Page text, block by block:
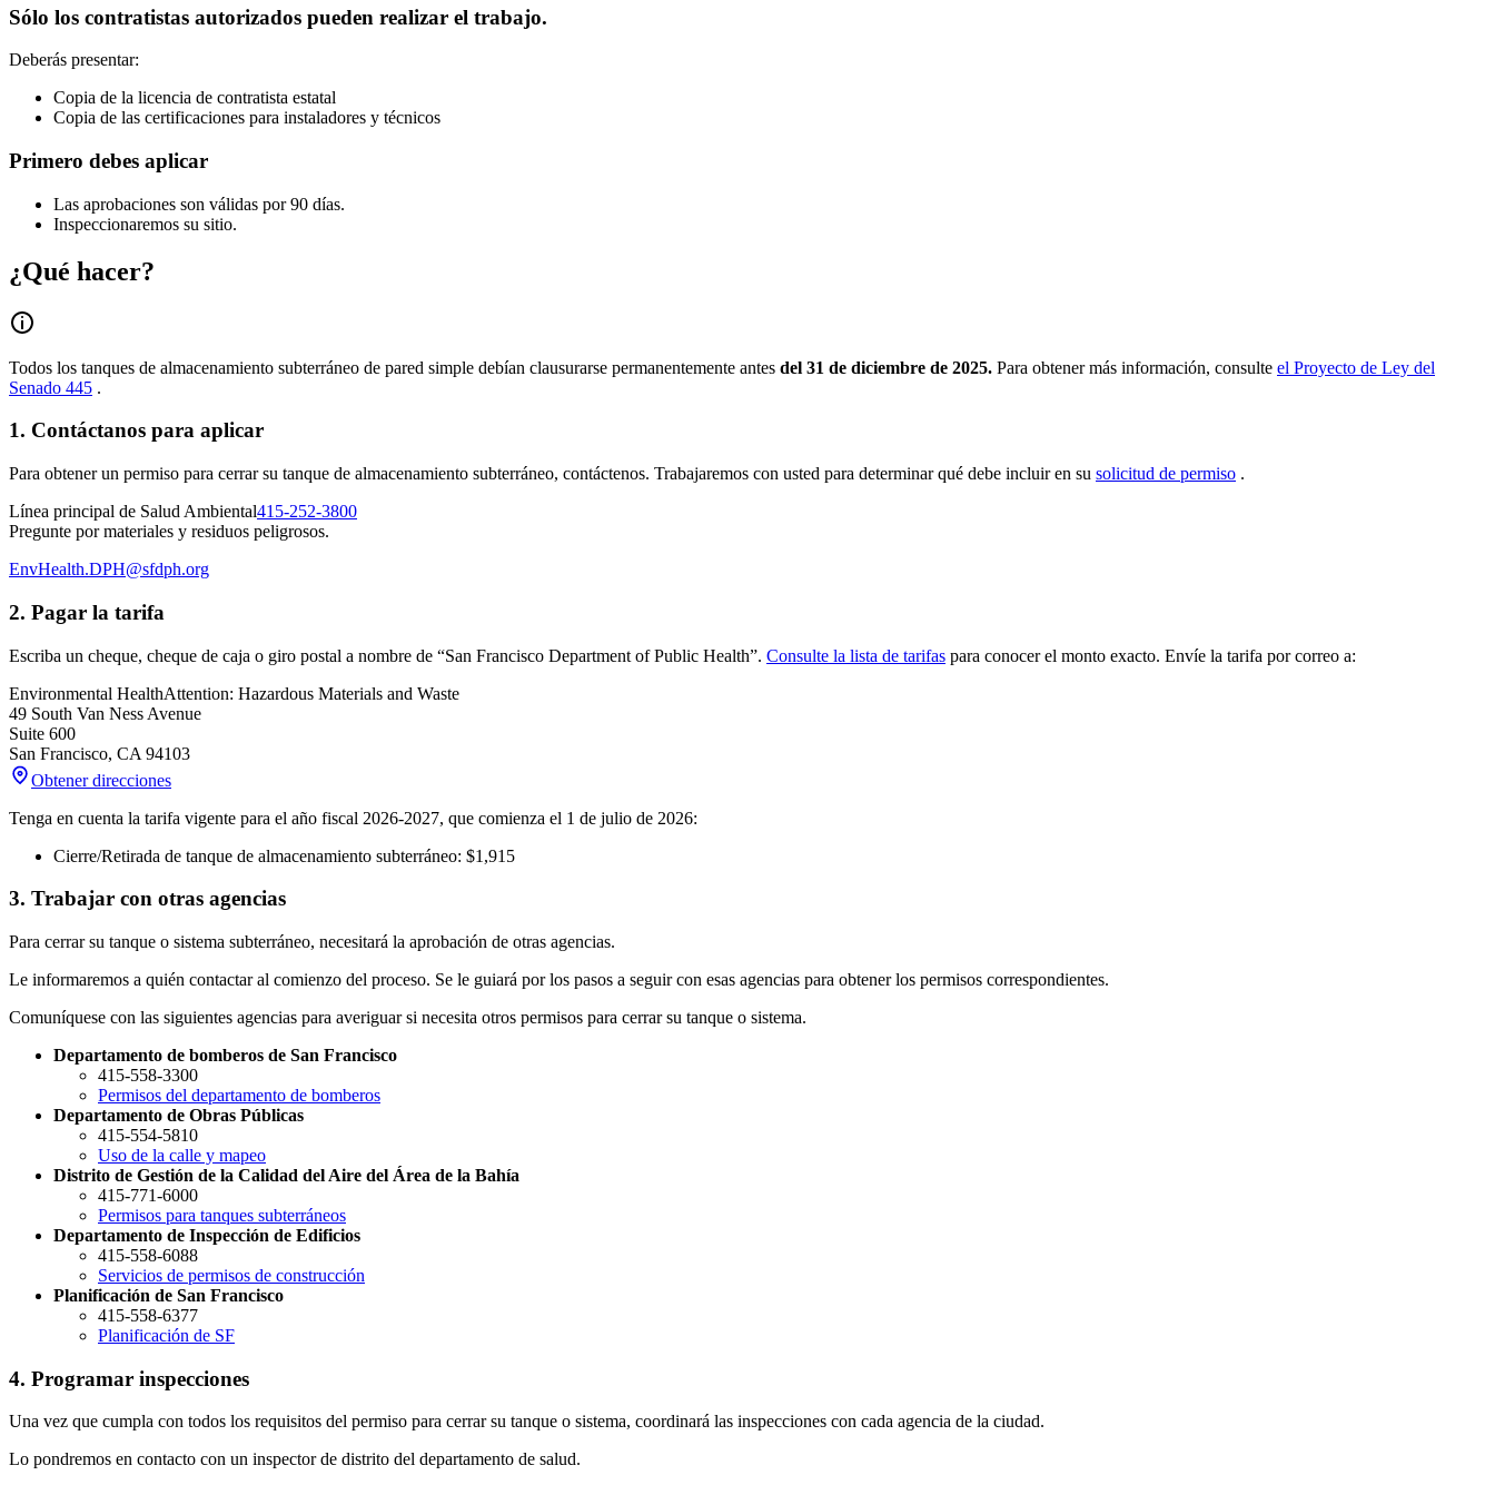
Sólo los contratistas autorizados pueden realizar el trabajo.
Deberás presentar:
Copia de la licencia de contratista estatal
Copia de las certificaciones para instaladores y técnicos
Primero debes aplicar
Las aprobaciones son válidas por 90 días.
Inspeccionaremos su sitio.
¿Qué hacer?
Todos los tanques de almacenamiento subterráneo de pared simple debían clausurarse permanentemente antes del 31 de diciembre de 2025. Para obtener más información, consulte el Proyecto de Ley del
Senado 445 .
1. Contáctanos para aplicar
Para obtener un permiso para cerrar su tanque de almacenamiento subterráneo, contáctenos. Trabajaremos con usted para determinar qué debe incluir en su solicitud de permiso .
Línea principal de Salud Ambiental415-252-3800
Pregunte por materiales y residuos peligrosos.
EnvHealth.DPH@sfdph.org
2. Pagar la tarifa
Escriba un cheque, cheque de caja o giro postal a nombre de “San Francisco Department of Public Health”. Consulte la lista de tarifas para conocer el monto exacto. Envíe la tarifa por correo a:
Environmental HealthAttention: Hazardous Materials and Waste
49 South Van Ness Avenue
Suite 600
San Francisco, CA 94103
Obtener direcciones
Tenga en cuenta la tarifa vigente para el año fiscal 2026-2027, que comienza el 1 de julio de 2026:
Cierre/Retirada de tanque de almacenamiento subterráneo: $1,915
3. Trabajar con otras agencias
Para cerrar su tanque o sistema subterráneo, necesitará la aprobación de otras agencias.
Le informaremos a quién contactar al comienzo del proceso. Se le guiará por los pasos a seguir con esas agencias para obtener los permisos correspondientes.
Comuníquese con las siguientes agencias para averiguar si necesita otros permisos para cerrar su tanque o sistema.
Departamento de bomberos de San Francisco
415-558-3300
Permisos del departamento de bomberos
Departamento de Obras Públicas
415-554-5810
Uso de la calle y mapeo
Distrito de Gestión de la Calidad del Aire del Área de la Bahía
415-771-6000
Permisos para tanques subterráneos
Departamento de Inspección de Edificios
415-558-6088
Servicios de permisos de construcción
Planificación de San Francisco
415-558-6377
Planificación de SF
4. Programar inspecciones
Una vez que cumpla con todos los requisitos del permiso para cerrar su tanque o sistema, coordinará las inspecciones con cada agencia de la ciudad.
Lo pondremos en contacto con un inspector de distrito del departamento de salud.